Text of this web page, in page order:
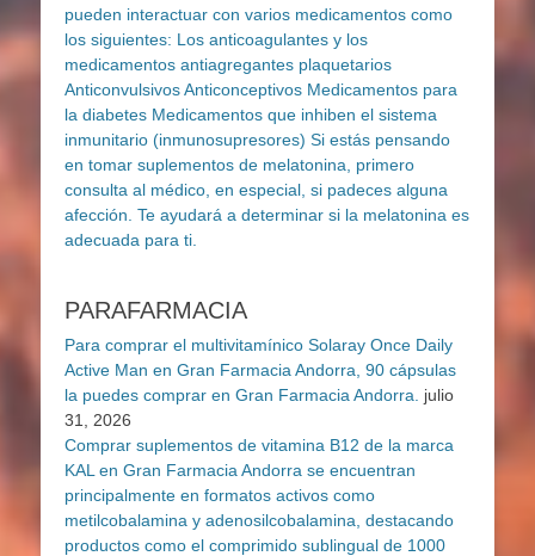
PARAFARMACIA
Para comprar el multivitamínico Solaray Once Daily
Active Man en Gran Farmacia Andorra, 90 cápsulas
la puedes comprar en Gran Farmacia Andorra.
julio
31, 2026
Comprar suplementos de vitamina B12 de la marca
KAL en Gran Farmacia Andorra se encuentran
principalmente en formatos activos como
metilcobalamina y adenosilcobalamina, destacando
productos como el comprimido sublingual de 1000